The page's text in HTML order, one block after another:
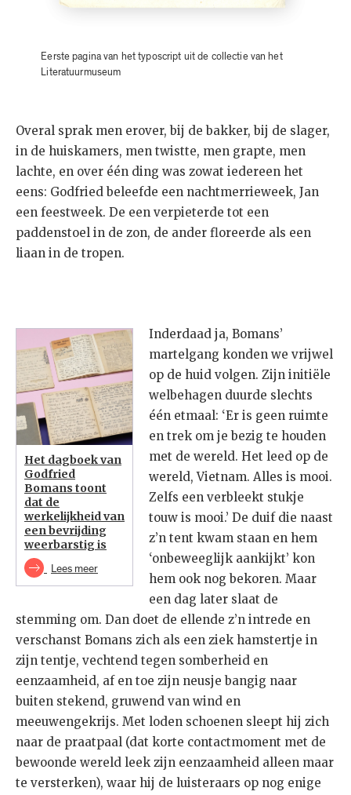
Eerste pagina van het typoscript uit de collectie van het
Literatuurmuseum
Overal sprak men erover, bij de bakker, bij de slager,
in de huiskamers, men twistte, men grapte, men
lachte, en over één ding was zowat iedereen het
eens: Godfried beleefde een nachtmerrieweek, Jan
een feestweek. De een verpieterde tot een
paddenstoel in de zon, de ander floreerde als een
liaan in de tropen.
Het dagboek van
Godfried
Bomans toont
dat de
werkelijkheid van
een bevrijding
weerbarstig is
Lees meer
Inderdaad ja, Bomans’
martelgang konden we vrijwel
op de huid volgen. Zijn initiële
welbehagen duurde slechts
één etmaal: ‘Er is geen ruimte
en trek om je bezig te houden
met de wereld. Het leed op de
wereld, Vietnam. Alles is mooi.
Zelfs een verbleekt stukje
touw is mooi.’ De duif die naast
z’n tent kwam staan en hem
‘onbeweeglijk aankijkt’ kon
hem ook nog bekoren. Maar
een dag later slaat de
stemming om. Dan doet de ellende z’n intrede en
verschanst Bomans zich als een ziek hamstertje in
zijn tentje, vechtend tegen somberheid en
eenzaamheid, af en toe zijn neusje bangig naar
buiten stekend, gruwend van wind en
meeuwengekrijs. Met loden schoenen sleept hij zich
naar de praatpaal (dat korte contactmoment met de
bewoonde wereld leek zijn eenzaamheid alleen maar
te versterken), waar hij de luisteraars op nog enige